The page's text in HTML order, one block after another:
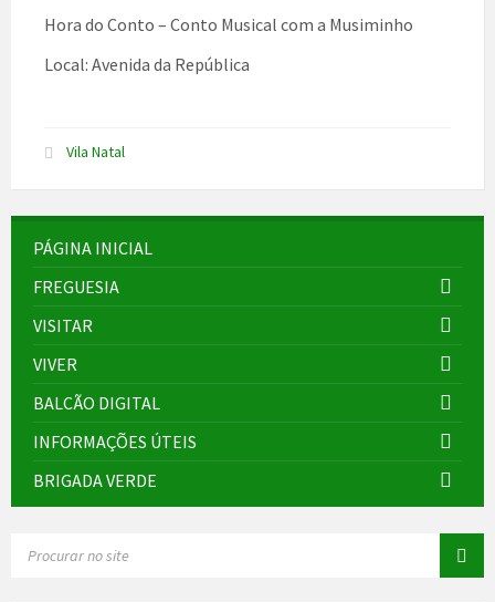
Hora do Conto – Conto Musical com a Musiminho
Local: Avenida da República
Vila Natal
PÁGINA INICIAL
FREGUESIA
VISITAR
VIVER
BALCÃO DIGITAL
INFORMAÇÕES ÚTEIS
BRIGADA VERDE